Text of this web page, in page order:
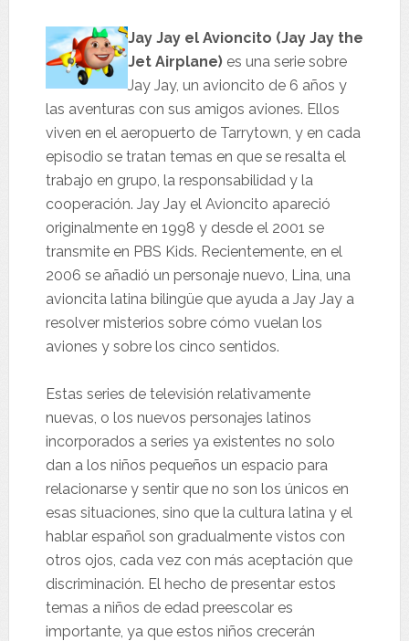
Jay Jay el Avioncito (Jay Jay the
Jet Airplane)es una serie sobre
Jay Jay, un avioncito de 6 años y
las aventuras con sus amigos aviones. Ellos
viven en el aeropuerto de Tarrytown, y en cada
episodio se tratan temas en que se resalta el
trabajo en grupo, la responsabilidad y la
cooperación. Jay Jay el Avioncito apareció
originalmente en 1998 y desde el 2001 se
transmite en PBS Kids. Recientemente, en el
2006 se añadió un personaje nuevo, Lina, una
avioncita latina bilingüe que ayuda a Jay Jay a
resolver misterios sobre cómo vuelan los
aviones y sobre los cinco sentidos.
Estas series de televisión relativamente
nuevas, o los nuevos personajes latinos
incorporados a series ya existentes no solo
dan a los niños pequeños un espacio para
relacionarse y sentir que no son los únicos en
esas situaciones, sino que la cultura latina y el
hablar español son gradualmente vistos con
otros ojos, cada vez con más aceptación que
discriminación. El hecho de presentar estos
temas a niños de edad preescolar es
importante, ya que estos niños crecerán